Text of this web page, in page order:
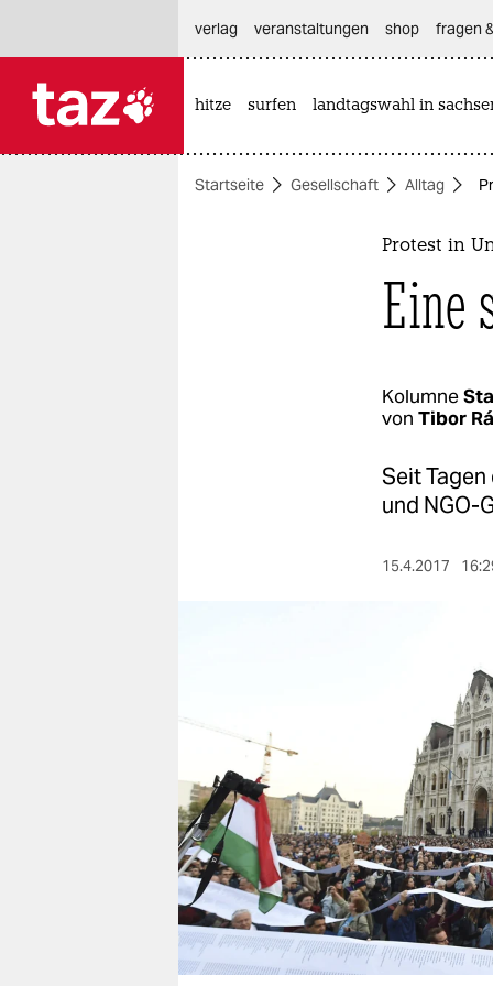
themen
veranstaltungen
shop
fragen & hilfe
unterstützen
abo
genossenschaft
verlag
veranstaltungen shop fragen
hitze surfen landtagswahl in
Startseite Gesellschaft Alltag
Protest in
Eine
Kolumne
von Tibor
Seit
und NGO-
15.4.2017